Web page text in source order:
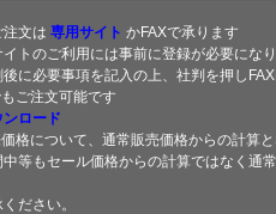
注文は 専用サイト かFAXで承ります
トのご利用には事前に登録が必要にな
後に必要事項を記入の上、社判を押し
ご注文可能です
ロード
格について、通常販売価格からの計算と
中等もセール価格からの計算ではなく通
ださい。